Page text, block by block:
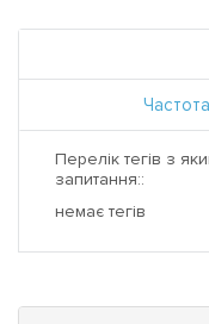
Перелік тегів з
запитання::
немає тегів